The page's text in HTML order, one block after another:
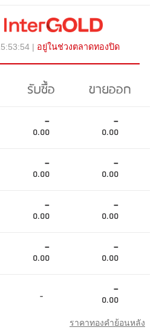
| อยู่ในช่วงตลาดทองปิด
รับซื้อ
ขายออก
-
0.00
-
0.00
-
0.00
-
0.00
-
0.00
-
0.00
-
0.00
-
0.00
- -
0.00
ราคาทองคำย้อนหลัง